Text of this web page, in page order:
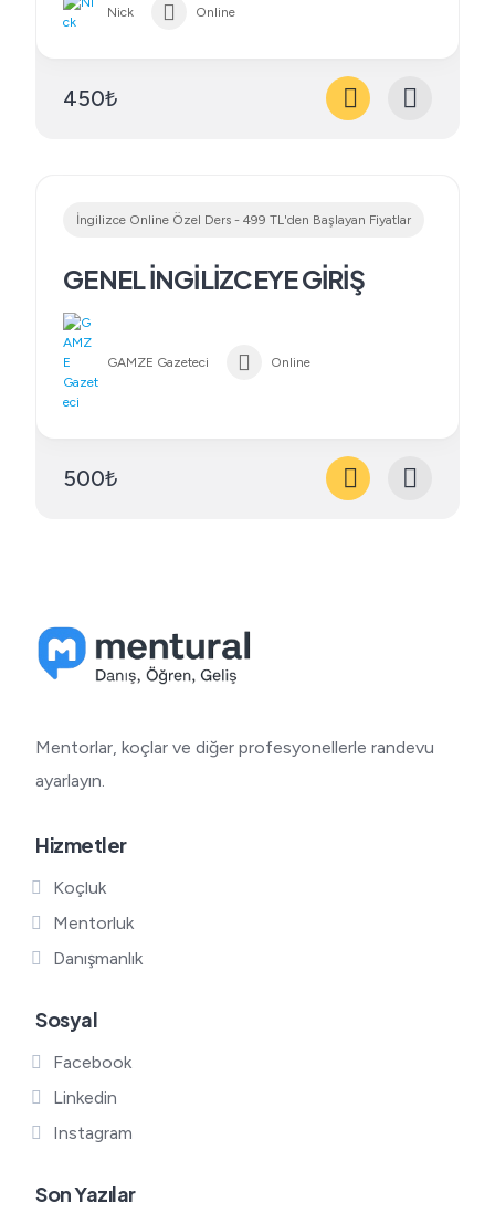
Nick Online
450₺
İngilizce Online Özel Ders - 499 TL'den Başlayan Fiyatlar
GENEL İNGİLİZCEYE GİRİŞ
GAMZE Gazeteci Online
500₺
Mentorlar, koçlar ve diğer profesyonellerle randevu
ayarlayın.
Hizmetler
Koçluk
Mentorluk
Danışmanlık
Sosyal
Facebook
Linkedin
Instagram
Son Yazılar